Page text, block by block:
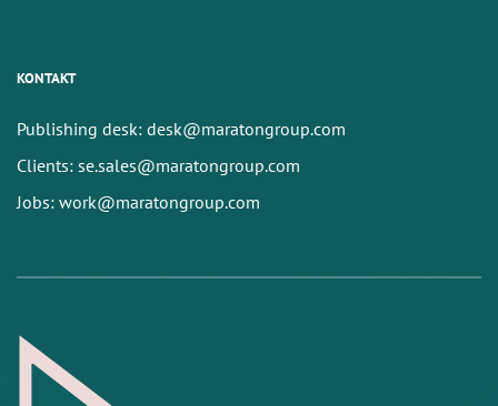
KONTAKT
Publishing desk: desk@maratongroup.com
Clients: se.sales@maratongroup.com
Jobs: work@maratongroup.com